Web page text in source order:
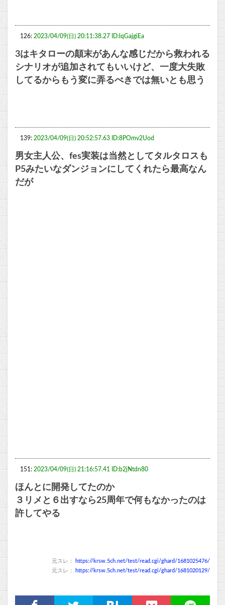
126: 2023/04/09(日) 20:11:38.27 ID:lqGajgiEa
3はキタローの顛末があんな感じだから救われる
シナリオが追加されてもいいけど、一度大失敗
してるからもう変に弄るべきでは無いとも思う
139: 2023/04/09(日) 20:52:57.63 ID:8POmv2Uod
男女主人公、fes実装は当然としてタルタロスも
P5みたいなダンジョンにしてくれたら最高なん
だが
151: 2023/04/09(日) 21:16:57.41 ID:b2jNtdn80
ほんとに開発してたのか
３リメと６出すなら25周年で何もなかったのは
許してやる
元スレ： https://krsw.5ch.net/test/read.cgi/ghard/1681025476/
元スレ： https://krsw.5ch.net/test/read.cgi/ghard/1681020129/